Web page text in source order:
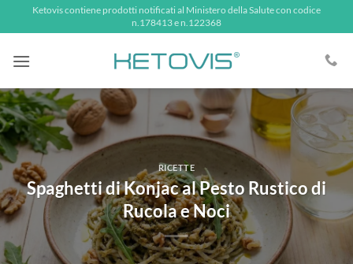
Ketovis contiene prodotti notificati al Ministero della Salute con codice
n.178413 e n.122368
RICETTE
Spaghetti di Konjac al Pesto Rustico di
Rucola e Noci